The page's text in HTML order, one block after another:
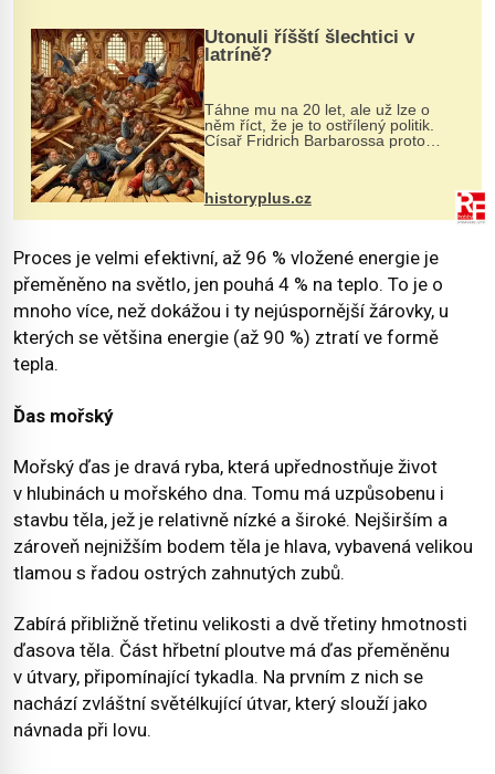
Utonuli říšští šlechtici v
latríně?
Táhne mu na 20 let, ale už lze o
něm říct, že je to ostřílený politik.
Císař Fridrich Barbarossa proto
posílá svého syna a dědice Jindřicha
VI. do Erfurtu, aby se stal
prostředníkem při řešení sporu m...
historyplus.cz
Proces je velmi efektivní, až 96 % vložené energie je
přeměněno na světlo, jen pouhá 4 % na teplo. To je o
mnoho více, než dokážou i ty nejúspornější žárovky, u
kterých se většina energie (až 90 %) ztratí ve formě
tepla.
Ďas mořský
Mořský ďas je dravá ryba, která upřednostňuje život
v hlubinách u mořského dna. Tomu má uzpůsobenu i
stavbu těla, jež je relativně nízké a široké. Nejširším a
zároveň nejnižším bodem těla je hlava, vybavená velikou
tlamou s řadou ostrých zahnutých zubů.
Zabírá přibližně třetinu velikosti a dvě třetiny hmotnosti
ďasova těla. Část hřbetní ploutve má ďas přeměněnu
v útvary, připomínající tykadla. Na prvním z nich se
nachází zvláštní světélkující útvar, který slouží jako
návnada při lovu.